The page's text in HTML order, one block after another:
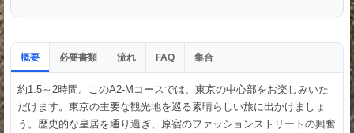
概要 必要書類 流れ FAQ 集合
約1.5～2時間。このA2-Mコースでは、東京の中心部をお楽しみいた
だけます。東京の主要な観光地を巡る素晴らしい旅に出かけましょ
う。歴史的な皇居を通り過ぎ、原宿のファッションストリートの興奮